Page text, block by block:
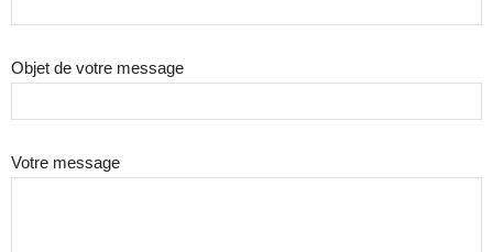
Objet de votre message
Votre message